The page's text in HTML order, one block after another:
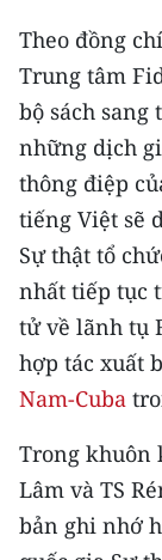
Theo đồng
Trung tâm
bộ sách
những dịch
thông điệp
tiếng Việt sẽ
Sự thật tổ
nhất tiếp tục
tử về lãnh tụ
hợp tác xuất
Nam-Cuba
Trong khuôn
Lâm và TS
bản ghi nhớ